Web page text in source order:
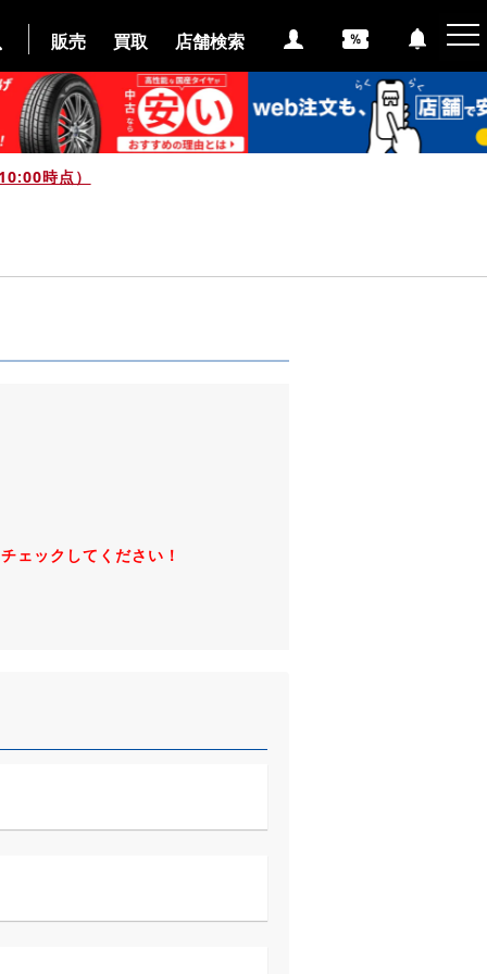
販売 買取 店舗検索
時点）
ェックしてください！